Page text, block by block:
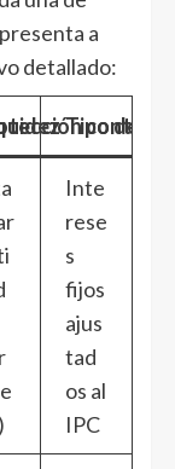
a
detallado:
contra
Tipo de
Inte
rese
s
fijos
ajus
tad
os al
IPC